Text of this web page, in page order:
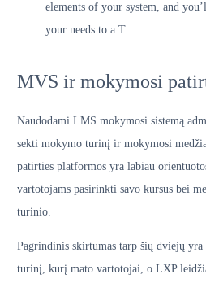
elements of your system, and
your needs to a T.
MVS ir mokymosi
Naudodami LMS mokymosi sistemą
sekti mokymo turinį ir mokymosi
patirties platformos yra labiau
vartotojams pasirinkti savo kursus bei
turinio.
Pagrindinis skirtumas tarp šių dviejų
turinį, kurį mato vartotojai, o LXP